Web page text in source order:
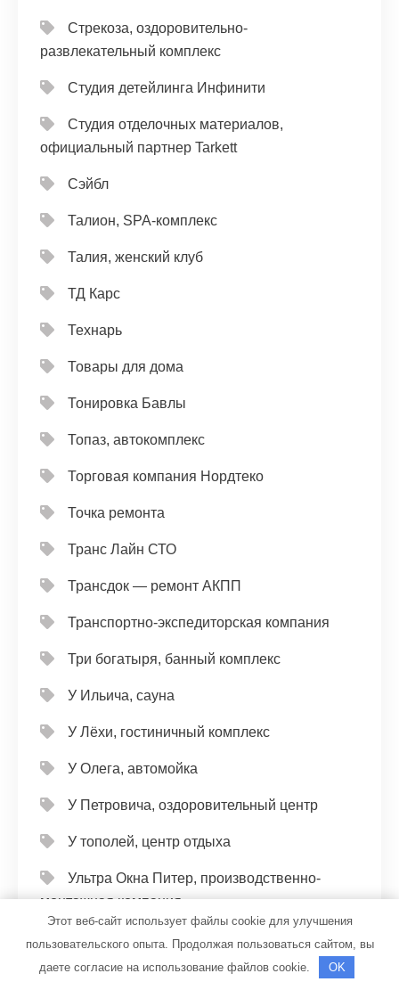
Стрекоза, оздоровительно-
развлекательный комплекс
Студия детейлинга Инфинити
Студия отделочных материалов,
официальный партнер Tarkett
Сэйбл
Талион, SPA-комплекс
Талия, женский клуб
ТД Карс
Технарь
Товары для дома
Тонировка Бавлы
Топаз, автокомплекс
Торговая компания Нордтеко
Точка ремонта
Транс Лайн СТО
Трансдок — ремонт АКПП
Транспортно-экспедиторская компания
Три богатыря, банный комплекс
У Ильича, сауна
У Лёхи, гостиничный комплекс
У Олега, автомойка
У Петровича, оздоровительный центр
У тополей, центр отдыха
Ультра Окна Питер, производственно-
монтажная компания
Универсал, автомойка
Универсал, автомойка
Этот веб-сайт использует файлы cookie для улучшения
пользовательского опыта. Продолжая пользоваться сайтом, вы
даете согласие на использование файлов cookie.
OK